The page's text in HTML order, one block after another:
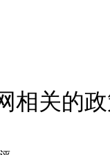
相关的